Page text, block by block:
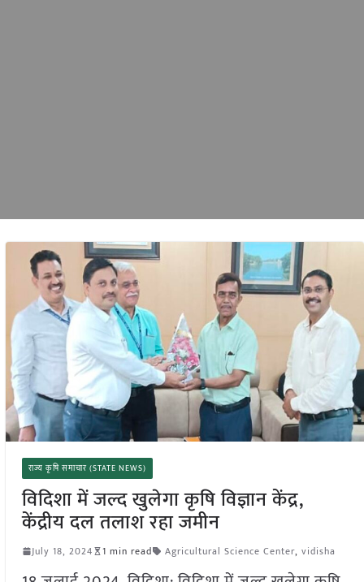
राज्य कृषि समाचार (STATE NEWS)
विदिशा में जल्द खुलेगा कृषि विज्ञान केंद्र,
केंद्रीय दल तलाश रहा जमीन
July 18, 2024 1 min read Agricultural Science Center, vidisha